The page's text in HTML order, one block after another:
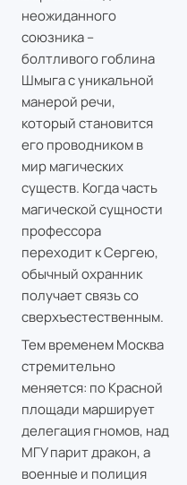
неожиданного
союзника –
болтливого гоблина
Шмыга с уникальной
манерой речи,
который становится
его проводником в
мир магических
существ. Когда часть
магической сущности
профессора
переходит к Сергею,
обычный охранник
получает связь со
сверхъестественным.
Тем временем Москва
стремительно
меняется: по Красной
площади марширует
делегация гномов, над
МГУ парит дракон, а
военные и полиция